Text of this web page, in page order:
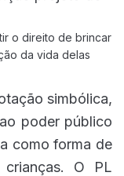
o direito de brincar
da vida delas
simbólica,
poder público
como forma de
O PL